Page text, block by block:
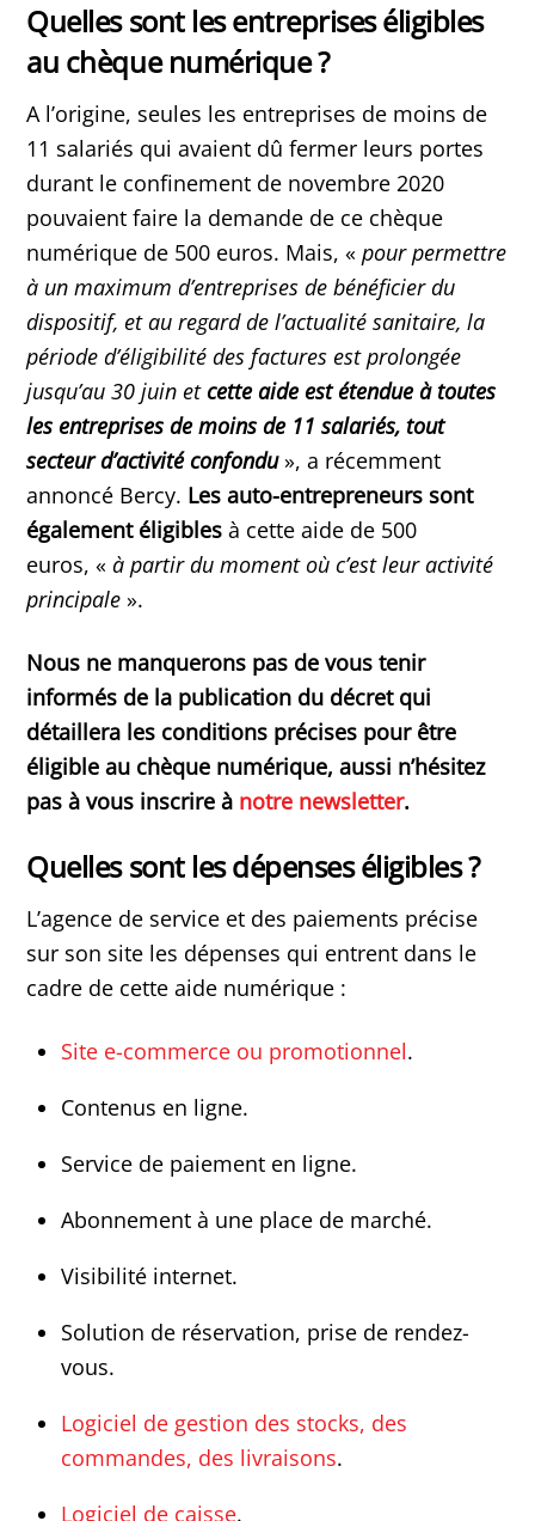
Quelles sont les entreprises éligibles
au chèque numérique ?
A l’origine, seules les entreprises de moins de
11 salariés qui avaient dû fermer leurs portes
durant le confinement de novembre 2020
pouvaient faire la demande de ce chèque
numérique de 500 euros. Mais, « pour permettre
à un maximum d’entreprises de bénéficier du
dispositif, et au regard de l’actualité sanitaire, la
période d’éligibilité des factures est prolongée
jusqu’au 30 juin et cette aide est étendue à toutes
les entreprises de moins de 11 salariés, tout
secteur d’activité confondu», a récemment
annoncé Bercy. Les auto-entrepreneurs sont
également éligibles à cette aide de 500
euros, «à partir du moment où c’est leur activité
principale ».
Nous ne manquerons pas de vous tenir
informés de la publication du décret qui
détaillera les conditions précises pour être
éligible au chèque numérique, aussi n’hésitez
pas à vous inscrire à notre newsletter.
Quelles sont les dépenses éligibles ?
L’agence de service et des paiements précise
sur son site les dépenses qui entrent dans le
cadre de cette aide numérique :
Site e-commerce ou promotionnel.
Contenus en ligne.
Service de paiement en ligne.
Abonnement à une place de marché.
Visibilité internet.
Solution de réservation, prise de rendez-
vous.
Logiciel de gestion des stocks, des
commandes, des livraisons.
Logiciel de caisse.